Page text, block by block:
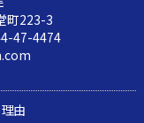
町223-3
47-4474
由